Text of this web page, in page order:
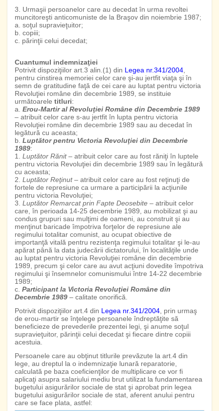
3. Urmaşii persoanelor care au decedat în urma revoltei
muncitoreşti anticomuniste de la Braşov din noiembrie 1987;
a. soţul supravieţuitor;
b. copiii;
c. părinţii celui decedat;
Cuantumul indemnizaţiei
Potrivit dispoziţiilor art.3 alin.(1) din Legea nr.341/2004
pentru cinstirea memoriei celor care şi-au jertfit viaţa şi în
semn de gratitudine faţă de cei care au luptat pentru victoria
Revoluţiei române din decembrie 1989, se instituie
următoarele titluri:
a. Erou-Martir al Revoluţiei Române din Decembrie 1989
– atribuit celor care s-au jertfit în lupta pentru victoria
Revoluţiei române din decembrie 1989 sau au decedat în
legătură cu aceasta;
b. Luptător pentru Victoria Revoluţiei din Decembrie
1989:
1. Luptător Rănit– atribuit celor care au fost răniţi în luptele
pentru victoria Revoluţiei din decembrie 1989 sau în legătură
cu aceasta;
2. Luptător Reţinut– atribuit celor care au fost reţinuţi de
fortele de represiune ca urmare a participării la acţiunile
pentru victoria Revoluţiei;
3. Luptător Remarcat prin Fapte Deosebite – atribuit celor
care, în perioada 14-25 decembrie 1989, au mobilizat şi au
condus grupuri sau mulţimi de oameni, au construit şi au
menţinut baricade împotriva forţelor de represiune ale
regimului totalitar comunist, au ocupat obiective de
importanţă vitală pentru rezistenţa regimului totalitar şi le-au
apărat până la data judecării dictatorului, în localităţile unde
au luptat pentru victoria Revoluţiei române din decembrie
1989, precum şi celor care au avut acţiuni dovedite împotriva
regimului şi însemnelor comunismului între 14-22 decembrie
1989;
c. Participant la Victoria Revoluţiei Române din
Decembrie 1989 – calitate onorifică.
Potrivit dispoziţiilor art.4 din Legea nr.341/2004 , prin urmaş
de erou-martir se înţelege persoanele îndreptăţite să
beneficieze de prevederile prezentei legi, şi anume soţul
supravieţuitor, părinţii celui decedat şi fiecare dintre copiii
acestuia.
Persoanele care au obţinut titlurile prevăzute la art.4 din
lege, au dreptul la o indemnizaţie lunară reparatorie,
calculată pe baza coeficienţilor de multiplicare ce vor fi
aplicaţi asupra salariului mediu brut utilizat la fundamentarea
bugetului asigurărilor sociale de stat şi aprobat prin legea
bugetului asigurărilor sociale de stat, aferent anului pentru
care se face plata, astfel: